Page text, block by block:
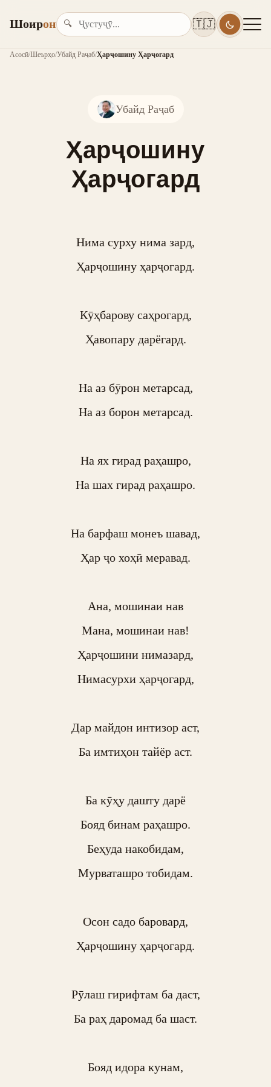
Шоирон 🔍 🇹🇯
Асосӣ/Шеърҳо/Убайд Раҷаб/Ҳарҷошину Ҳарҷогард
Убайд Раҷаб
Ҳарҷошину
Ҳарҷогард
Нима сурху нима зард,
Ҳарҷошину ҳарҷогард.
Кӯҳбарову саҳрогард,
Ҳавопару дарёгард.
На аз бӯрон метарсад,
На аз борон метарсад.
На ях гирад раҳашро,
На шах гирад раҳашро.
На барфаш монеъ шавад,
Ҳар ҷо хоҳӣ меравад.
Ана, мошинаи нав
Мана, мошинаи нав!
Ҳарҷошини нимазард,
Нимасурхи ҳарҷогард,
Дар майдон интизор аст,
Ба имтиҳон тайёр аст.
Ба кӯҳу дашту дарё
Бояд бинам раҳашро.
Беҳуда накобидам,
Мурваташро тобидам.
Осон садо баровард,
Ҳарҷошину ҳарҷогард.
Рӯлаш гирифтам ба даст,
Ба раҳ даромад ба шаст.
Бояд идора кунам,